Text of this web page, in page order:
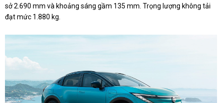
sở 2.690 mm và khoảng sáng gầm 135 mm. Trọng lượng không tải
đạt mức 1.880 kg.